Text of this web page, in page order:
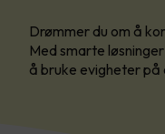
Drømmer du om å
Med smarte
å bruke evigheter på